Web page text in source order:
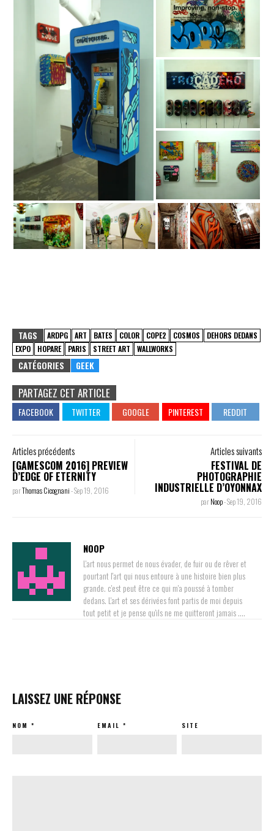
TAGS ARDPG ART BATES COLOR COPE2 COSMOS
DEHORS DEDANS
EXPO
HOPARE PARIS STREET ART WALLWORKS
CATÉGORIES GEEK
PARTAGEZ CET ARTICLE
Articles précédents
[GAMESCOM 2016] PREVIEW
D’EDGE OF ETERNITY
parThomas Cicognani-Sep 19, 2016
Articles suivants
FESTIVAL DE
PHOTOGRAPHIE
INDUSTRIELLE D’OYONNAX
parNoop-Sep 19, 2016
NOOP
L'art nous permet de nous évader, de fuir ou de rêver et
pourtant l'art qui nous entoure à une histoire bien plus
grande. c'est peut être ce qui m'a poussé à tomber
dedans. L'art et ses dérivées font partis de moi depuis
tout petit et je pense qu'ils ne me quitteront jamais ....
LAISSEZ UNE RÉPONSE
NOM * EMAIL * SITE